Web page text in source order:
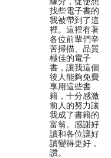
找些電子書的
我被帶到了這
裡。這裡有著
各位前輩們辛
苦掃描、品質
極佳的電子
書，讓我這個
後人能夠免費
享用這些書
籍，十分感激
前人的努力讓
我成了書籍的
富翁。感謝好
讀和各位讓好
讀變得更好，
讚。